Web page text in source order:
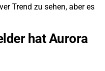
Trend zu sehen, aber es
hat Aurora